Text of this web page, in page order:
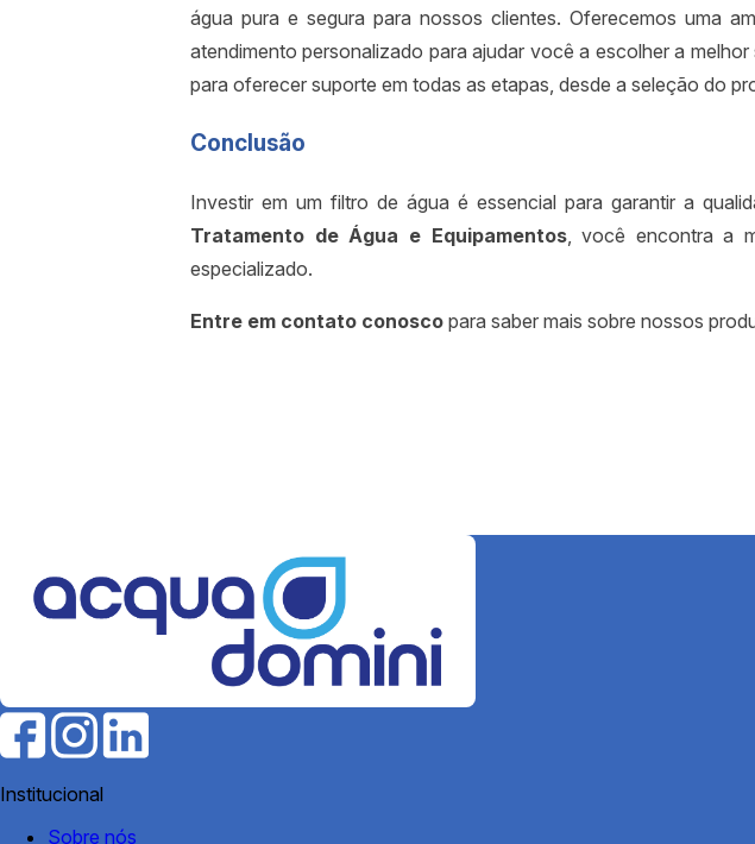
água pura e segura para nossos clientes. Oferecemos uma
atendimento personalizado para ajudar você a escolher a
para oferecer suporte em todas as etapas, desde a seleção do
Conclusão
Investir em um filtro de água é essencial para garantir a
Tratamento de Água e Equipamentos, você encontra a
especializado.
Entre em contato conosco para saber mais sobre nossos
Institucional
Sobre nós